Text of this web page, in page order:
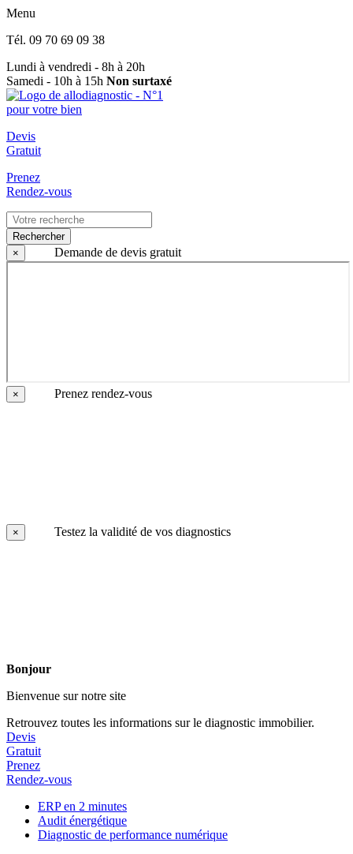
Menu
Tél. 09 70 69 09 38
Lundi à vendredi - 8h à 20h
Samedi - 10h à 15h Non surtaxé
Devis
Gratuit
Prenez
Rendez-vous
Rechercher
×
Demande de devis gratuit
× Prenez rendez-vous
× Testez la validité de vos diagnostics
Bonjour
Bienvenue sur notre site
Retrouvez toutes les informations sur le diagnostic immobilier.
Devis
Gratuit
Prenez
Rendez-vous
ERP en 2 minutes
Audit énergétique
Diagnostic de performance numérique